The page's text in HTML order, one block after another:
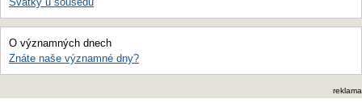
O významných dnech
Znáte naše významné dny?
reklama